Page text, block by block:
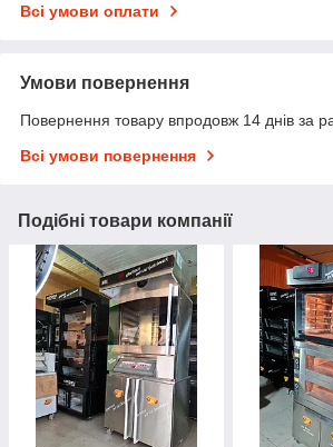
Всі умови оплати
Умови повернення
Повернення товару впродовж 14 днів за
Всі умови повернення
Подібні товари компанії